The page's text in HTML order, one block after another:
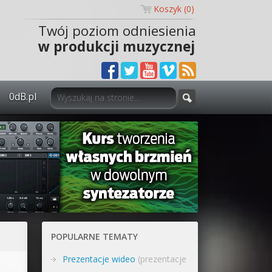
Koszyk (0)
Twój poziom odniesienia
w produkcji muzycznej
0dB.pl
0dB.pl - informacje
Newsletter
Materiały dla mediów
Archiwum aktualności
POPULARNE TEMATY
Prezentacje wideo (prezentacje